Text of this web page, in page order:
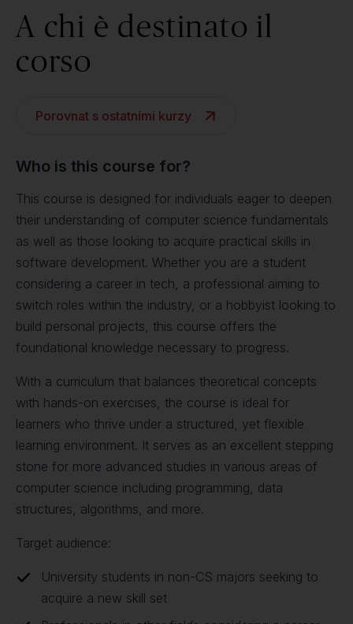
A chi è destinato il
corso
Porovnat s ostatními kurzy
Who is this course for?
This course is designed for individuals eager to deepen
their understanding of computer science fundamentals
as well as those looking to acquire practical skills in
software development. Whether you are a student
considering a career in tech, a professional aiming to
switch roles within the industry, or a hobbyist looking to
build personal projects, this course offers the
foundational knowledge necessary to progress.
With a curriculum that balances theoretical concepts
with hands-on exercises, the course is ideal for
learners who thrive under a structured, yet flexible
learning environment. It serves as an excellent stepping
stone for more advanced studies in various areas of
computer science including programming, data
structures, algorithms, and more.
Target audience:
University students in non-CS majors seeking to
acquire a new skill set